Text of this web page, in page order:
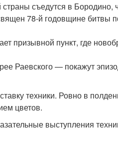
съедутся в Бородино,
78-й годовщине битвы
призывной пункт, где
Раевского — покажут
техники. Ровно в
цветов.
выступления